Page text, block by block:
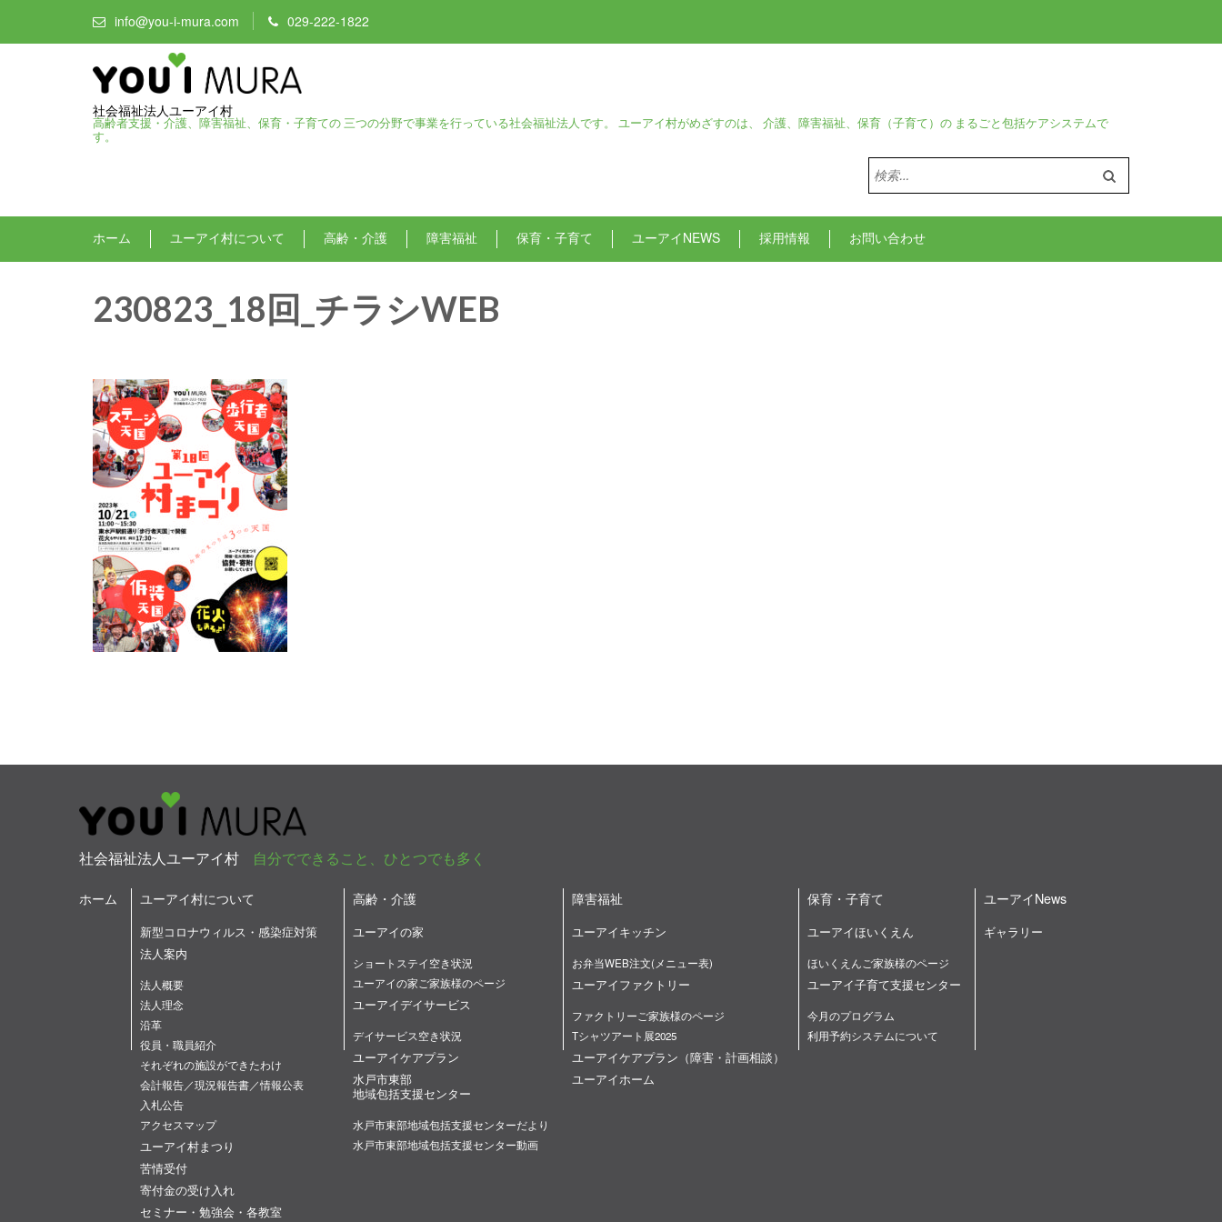
info@you-i-mura.com 029-222-1822
社会福祉法人ユーアイ村
高齢者支援・介護、障害福祉、保育・子育ての 三つの分野で事業を行っている社会福祉法人です。 ユーアイ村がめざすのは、 介護、障害福祉、保育（子育て）の まるごと包括ケアシステムで
す。
検
索:
ホーム ユーアイ村について 高齢・介護 障害福祉 保育・子育て ユーアイNEWS 採用情報 お問い合わせ
230823_18回_チラシWEB
社会福祉法人ユーアイ村 自分でできること、ひとつでも多く
ホーム ユーアイ村について
新型コロナウィルス・感染症対策
法人案内
法人概要
法人理念
沿革
役員・職員紹介
それぞれの施設ができたわけ
会計報告／現況報告書／情報公表
入札公告
アクセスマップ
ユーアイ村まつり
苦情受付
寄付金の受け入れ
セミナー・勉強会・各教室
高齢・介護
ユーアイの家
ショートステイ空き状況
ユーアイの家ご家族様のページ
ユーアイデイサービス
デイサービス空き状況
ユーアイケアプラン
水戸市東部
地域包括支援センター
水戸市東部地域包括支援センターだより
水戸市東部地域包括支援センター動画
障害福祉
ユーアイキッチン
お弁当WEB注文(メニュー表)
ユーアイファクトリー
ファクトリーご家族様のページ
Tシャツアート展2025
ユーアイケアプラン（障害・計画相談）
ユーアイホーム
保育・子育て
ユーアイほいくえん
ほいくえんご家族様のページ
ユーアイ子育て支援センター
今月のプログラム
利用予約システムについて
ユーアイNews
ギャラリー